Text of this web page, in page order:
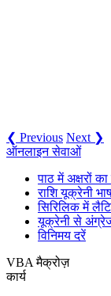
❮ Previous Next ❯
ऑनलाइन सेवाओं
पाठ में अक्षरों
राशि यूक्रेनी
सिरिलिक में
यूक्रेनी से
विनिमय दरें
VBA मैक्रोज़
कार्य